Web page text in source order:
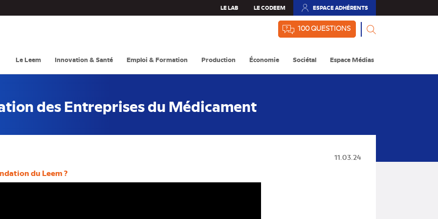
LE LAB LE CODEEM ESPACE ADHÉRENTS
(NOUVEL
100 QUESTIONS
Le Leem Innovation & Santé Emploi & Formation Production Économie Sociétal Espace Médias
des Entreprises du Médicament
11.03.24
du Leem ?